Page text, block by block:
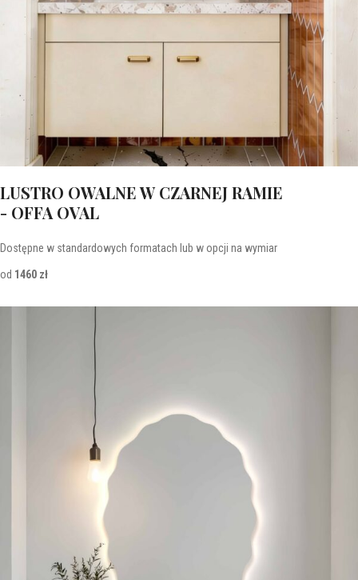
LUSTRO OWALNE W CZARNEJ RAMIE
- OFFA OVAL
Dostępne w standardowych formatach lub w opcji na wymiar
od 1460 zł